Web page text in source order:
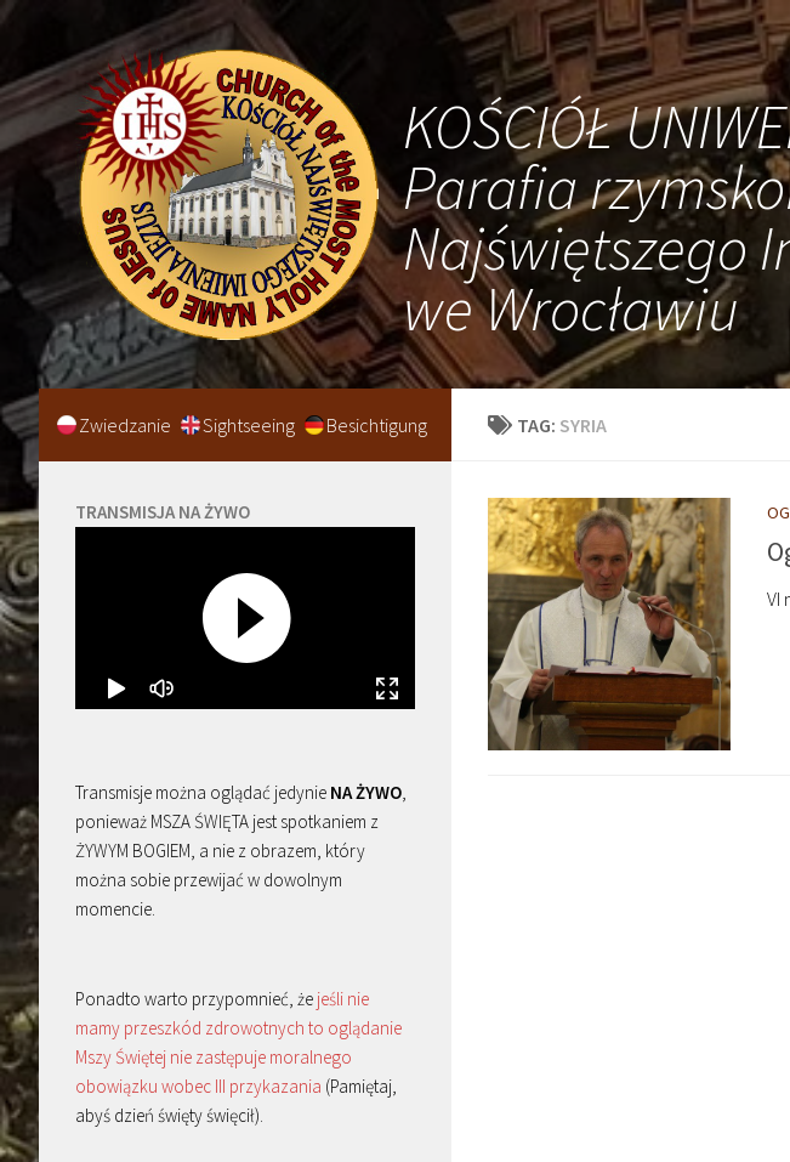
KOŚCIÓŁ
Parafia
Najświętszego
we Wrocławiu
TAG: SYRIA
VI
Zwiedzanie Sightseeing Besichtigung
TRANSMISJA NA ŻYWO
Transmisje można oglądać jedynie NA ŻYWO,
ponieważ MSZA ŚWIĘTA jest spotkaniem z
ŻYWYM BOGIEM, a nie z obrazem, który
można sobie przewijać w dowolnym
momencie.
Ponadto warto przypomnieć, że jeśli nie
mamy przeszkód zdrowotnych to oglądanie
Mszy Świętej nie zastępuje moralnego
obowiązku wobec III przykazania (Pamiętaj,
abyś dzień święty święcił).